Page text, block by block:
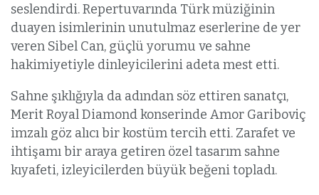
seslendirdi. Repertuvarında Türk müziğinin
duayen isimlerinin unutulmaz eserlerine de yer
veren Sibel Can, güçlü yorumu ve sahne
hakimiyetiyle dinleyicilerini adeta mest etti.
Sahne şıklığıyla da adından söz ettiren sanatçı,
Merit Royal Diamond konserinde Amor Gariboviç
imzalı göz alıcı bir kostüm tercih etti. Zarafet ve
ihtişamı bir araya getiren özel tasarım sahne
kıyafeti, izleyicilerden büyük beğeni topladı.